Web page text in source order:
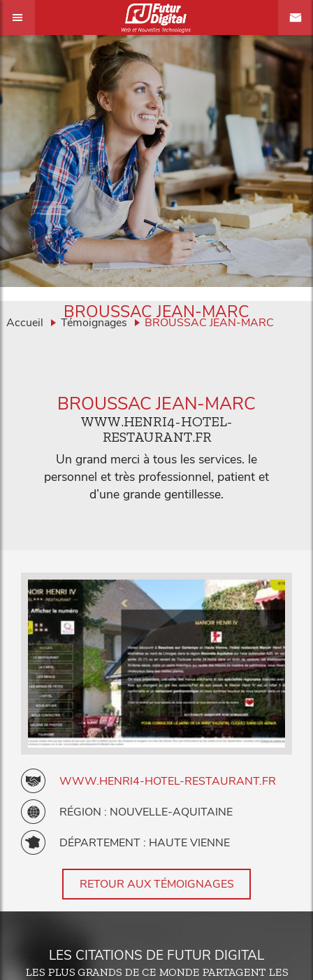
Accueil Témoignages BROUSSAC JEAN-MARC
BROUSSAC JEAN-MARC
BROUSSAC JEAN-MARC
WWW.HENRI4-HOTEL-
RESTAURANT.FR
Un grand merci à tous les services. le
personnel et très professionnel, patient et
d’une grande gentillesse.
WWW.HENRI4-HOTEL-RESTAURANT.FR
RÉGION : NOUVELLE-AQUITAINE
DÉPARTEMENT : HAUTE VIENNE
RETOUR AUX TÉMOIGNAGES
LES CITATIONS DE FUTUR DIGITAL
LES PLUS GRANDS DE CE MONDE PARTAGENT LES